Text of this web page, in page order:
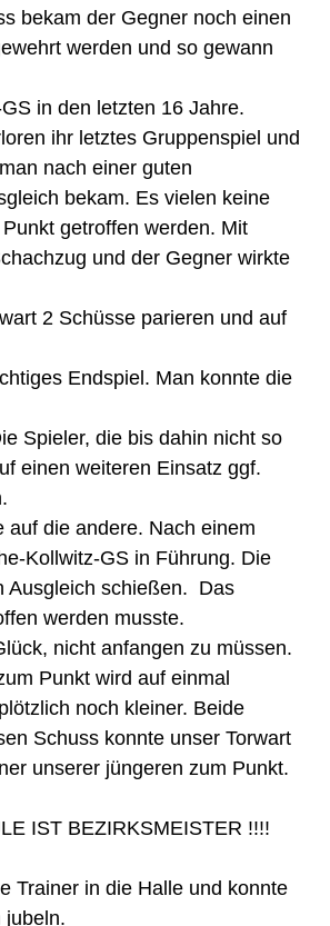
bekam der Gegner noch einen
werden und so gewann
in den letzten 16 Jahre.
ihr letztes Gruppenspiel und
nach einer guten
bekam. Es vielen keine
getroffen werden. Mit
und der Gegner wirkte
2 Schüsse parieren und auf
Endspiel. Man konnte die
Spieler, die bis dahin nicht so
einen weiteren Einsatz ggf.
auf die andere. Nach einem
Kollwitz-GS in Führung. Die
schießen.  Das
werden musste.
nicht anfangen zu müssen.
Punkt wird auf einmal
noch kleiner. Beide
Schuss konnte unser Torwart
unserer jüngeren zum Punkt.
IST BEZIRKSMEISTER !!!!
Trainer in die Halle und konnte
jubeln.